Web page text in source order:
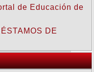
de Educación de
DE